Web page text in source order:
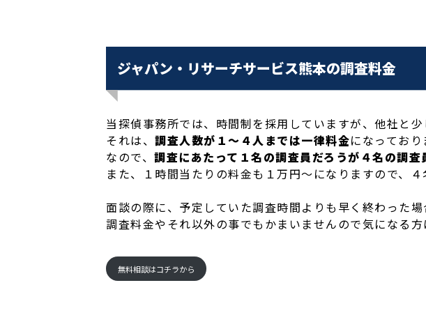
ジャパン・リサーチサービス熊本の調査料金
当探偵事務所では、時間制を採用していますが、他社と少
それは、 調査人数が１～４人までは一律料金になっており
なので、 調査にあたって１名の調査員だろうが４名の調査
また、１時間当たりの料金も１万円～になりますので、
面談の際に、予定していた調査時間よりも早く終わった場
調査料金やそれ以外の事でもかまいませんので気になる方
無料相談はコチラから